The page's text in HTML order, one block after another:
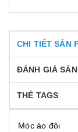
CHI TIẾT SẢN
ĐÁNH GIÁ
THẺ TAGS
Móc áo đôi